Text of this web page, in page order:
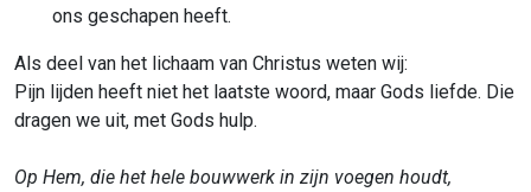
ons geschapen heeft.
Als deel van het lichaam van Christus weten wij:
Pijn lijden heeft niet het laatste woord, maar Gods liefde. Die
dragen we uit, met Gods hulp.
Op Hem, die het hele bouwwerk in zijn voegen houdt,